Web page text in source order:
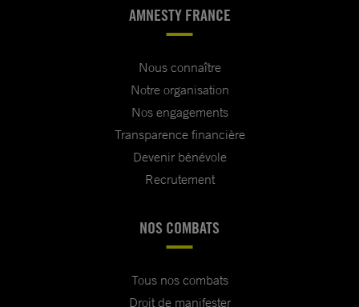
AMNESTY FRANCE
Nous connaître
Notre organisation
Nos engagements
Transparence financière
Devenir bénévole
Recrutement
NOS COMBATS
Tous nos combats
Droit de manifester